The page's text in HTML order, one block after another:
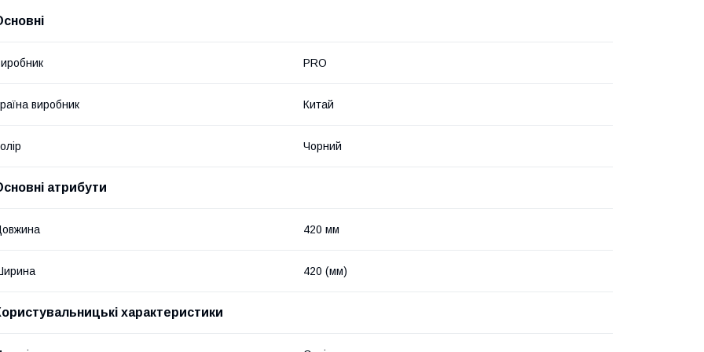
PRO
виробник Китай
Чорний
атрибути
420 мм
420 (мм)
характеристики